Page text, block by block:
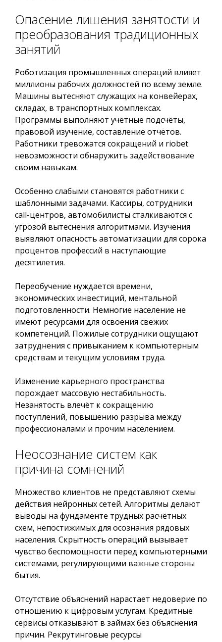
Опасение лишения занятости и
преобразования традиционных
занятий
Роботизация промышленных операций влияет
миллионы рабочих должностей по всему земле.
Машины вытесняют служащих на конвейерах,
складах, в транспортных комплексах.
Программы выполняют учётные подсчёты,
правовой изучение, составление отчётов.
Работники тревожатся сокращений и riobet
невозможности обнаружить задействование
своим навыкам.
Особенно слабыми становятся работники с
шаблонными задачами. Кассиры, сотрудники
call-центров, автомобилисты сталкиваются с
угрозой вытеснения алгоритмами. Изучения
выявляют опасность автоматизации для сорока
процентов профессий в наступающие
десятилетия.
Переобучение нуждается времени,
экономических инвестиций, ментальной
подготовленности. Немногие население не
имеют ресурсами для освоения свежих
компетенций. Пожилые сотрудники ощущают
затруднения с привыканием к компьютерным
средствам и текущим условиям труда.
Изменение карьерного пространства
порождает массовую нестабильность.
Незанятость влечёт к сокращению
поступлений, повышению разрыва между
профессионалами и прочим населением.
Неосознание систем как
причина сомнений
Множество клиентов не представляют схемы
действия нейронных сетей. Алгоритмы делают
выводы на фундаменте трудных расчётных
схем, непостижимых для осознания рядовых
населения. Скрытность операций вызывает
чувство беспомощности перед компьютерными
системами, регулирующими важные стороны
бытия.
Отсутствие объяснений нарастает недоверие по
отношению к цифровым услугам. Кредитные
сервисы отказывают в займах без объяснения
причин. Рекрутинговые ресурсы